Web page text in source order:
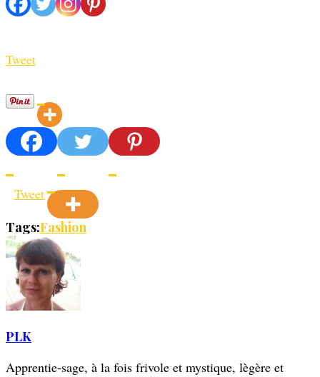
Tweet
Tweet
Tags:Fashion
PLK
Apprentie-sage, à la fois frivole et mystique, lègère et